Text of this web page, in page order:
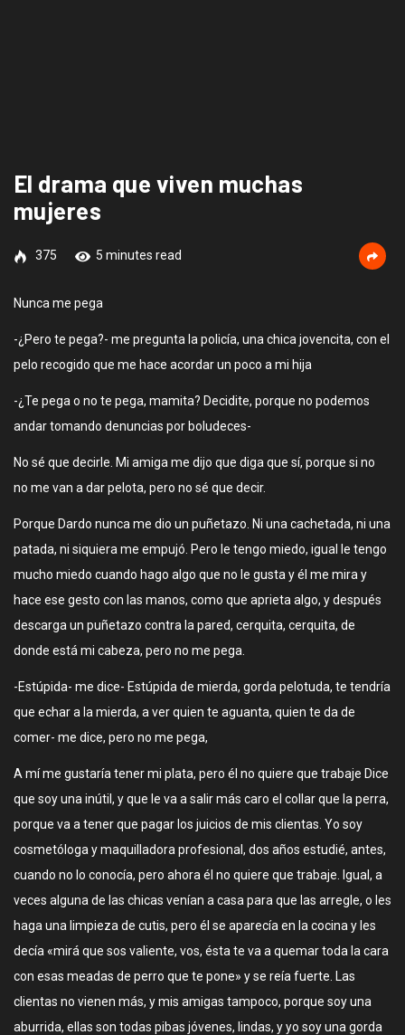
El drama que viven muchas
mujeres
375 5 minutes read
Nunca me pega
-¿Pero te pega?- me pregunta la policía, una chica jovencita, con el
pelo recogido que me hace acordar un poco a mi hija
-¿Te pega o no te pega, mamita? Decidite, porque no podemos
andar tomando denuncias por boludeces-
No sé que decirle. Mi amiga me dijo que diga que sí, porque si no
no me van a dar pelota, pero no sé que decir.
Porque Dardo nunca me dio un puñetazo. Ni una cachetada, ni una
patada, ni siquiera me empujó. Pero le tengo miedo, igual le tengo
mucho miedo cuando hago algo que no le gusta y él me mira y
hace ese gesto con las manos, como que aprieta algo, y después
descarga un puñetazo contra la pared, cerquita, cerquita, de
donde está mi cabeza, pero no me pega.
-Estúpida- me dice- Estúpida de mierda, gorda pelotuda, te tendría
que echar a la mierda, a ver quien te aguanta, quien te da de
comer- me dice, pero no me pega,
A mí me gustaría tener mi plata, pero él no quiere que trabaje Dice
que soy una inútil, y que le va a salir más caro el collar que la perra,
porque va a tener que pagar los juicios de mis clientas. Yo soy
cosmetóloga y maquilladora profesional, dos años estudié, antes,
cuando no lo conocía, pero ahora él no quiere que trabaje. Igual, a
veces alguna de las chicas venían a casa para que las arregle, o les
haga una limpieza de cutis, pero él se aparecía en la cocina y les
decía «mirá que sos valiente, vos, ésta te va a quemar toda la cara
con esas meadas de perro que te pone» y se reía fuerte. Las
clientas no vienen más, y mis amigas tampoco, porque soy una
aburrida, ellas son todas pibas jóvenes, lindas, y yo soy una gorda